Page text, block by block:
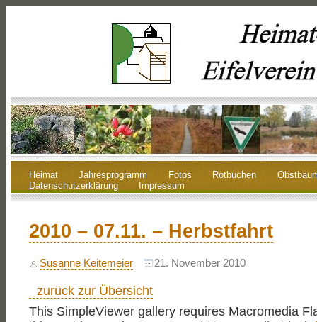
Heimat Jahresprogramm Fotos Rotbuchen
Datenschutzerklärung
Impressum
2010 – 07.11. – Herbstfahrt
Susanne Keitemeier 21. November 2010
zurück zur Übersicht
This SimpleViewer gallery requires Macromedia